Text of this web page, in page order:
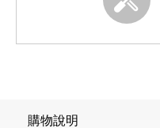
購物說明